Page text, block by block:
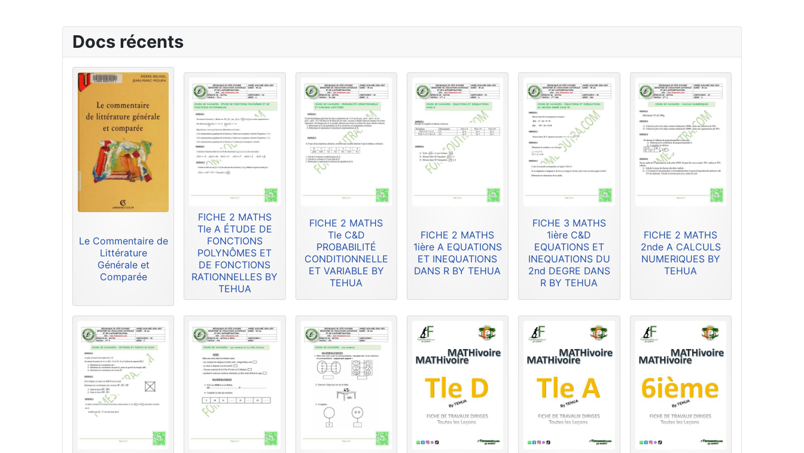
Docs récents
Le Commentaire de
Littérature
Générale et
Comparée
FICHE 2 MATHS
Tle A ÉTUDE DE
FONCTIONS
POLYNÔMES ET
DE FONCTIONS
RATIONNELLES BY
TEHUA
FICHE 2 MATHS
Tle C&D
PROBABILITÉ
CONDITIONNELLE
ET VARIABLE BY
TEHUA
FICHE 2 MATHS
1ière A EQUATIONS
ET INEQUATIONS
DANS R BY TEHUA
FICHE 3 MATHS
1ière C&D
EQUATIONS ET
INEQUATIONS DU
2nd DEGRE DANS
R BY TEHUA
FICHE 2 MATHS
2nde A CALCULS
NUMERIQUES BY
TEHUA